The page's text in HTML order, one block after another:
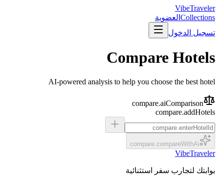
VibeTraveler
Collections العضوية
تسجيل الدخول
Compare Hotels
AI-powered analysis to help you choose the best hotel
compare.aiComparison
compare.addHotels
compare.compareWithAi
VibeTraveler
بوابتك لتجارب سفر استثنائية